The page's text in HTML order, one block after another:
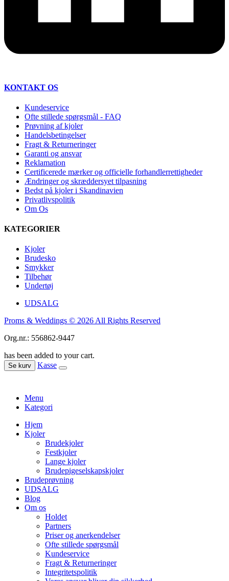
KONTAKT OS
Kundeservice
Ofte stillede spørgsmål - FAQ
Prøvning af kjoler
Handelsbetingelser
Fragt & Returneringer
Garanti og ansvar
Reklamation
Certificerede mærker og officielle forhandlerrettigheder
Ændringer og skræddersyet tilpasning
Bedst på kjoler i Skandinavien
Privatlivspolitik
Om Os
KATEGORIER
Kjoler
Brudesko
Smykker
Tilbehør
Undertøj
UDSALG
Proms & Weddings © 2026 All Rights Reserved
Org.nr.: 556862-9447
has been added to your cart.
Se kurv Kasse
Menu
Kategori
Hjem
Kjoler
Brudekjoler
Festkjoler
Lange kjoler
Brudepigeselskapskjoler
Brudeprøvning
UDSALG
Blog
Om os
Holdet
Partners
Priser og anerkendelser
Ofte stillede spørgsmål
Kundeservice
Fragt & Returneringer
Integritetspolitik